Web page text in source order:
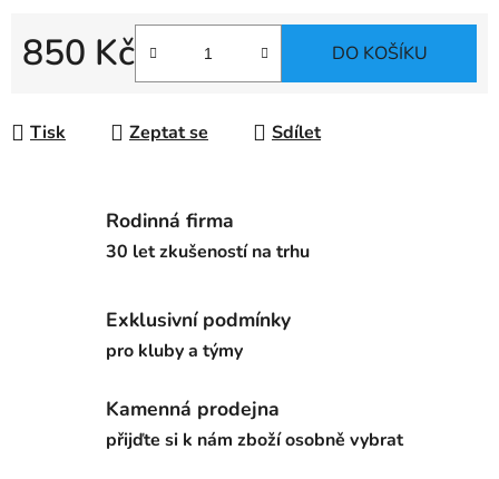
850 Kč DO KOŠÍKU
Tisk Zeptat se Sdílet
Rodinná firma
30 let zkušeností na trhu
Exklusivní podmínky
pro kluby a týmy
Kamenná prodejna
přijďte si k nám zboží osobně vybrat